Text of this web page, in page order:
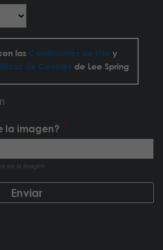
las Condiciones de Uso y
de Cookiesde Lee Spring
la imagen?
en la imagen.